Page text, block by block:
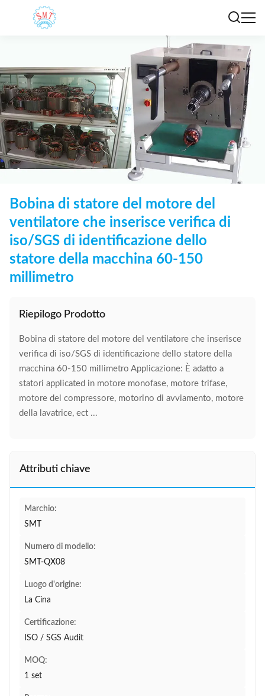
Bobina di statore del motore del
ventilatore che inserisce verifica di
iso/SGS di identificazione dello
statore della macchina 60-150
millimetro
Riepilogo Prodotto
Bobina di statore del motore del ventilatore che inserisce
verifica di iso/SGS di identificazione dello statore della
macchina 60-150 millimetro Applicazione: È adatto a
statori applicated in motore monofase, motore trifase,
motore del compressore, motorino di avviamento, motore
della lavatrice, ect ...
Attributi chiave
Marchio:
SMT
Numero di modello:
SMT-QX08
Luogo d'origine:
La Cina
Certificazione:
ISO / SGS Audit
MOQ:
1 set